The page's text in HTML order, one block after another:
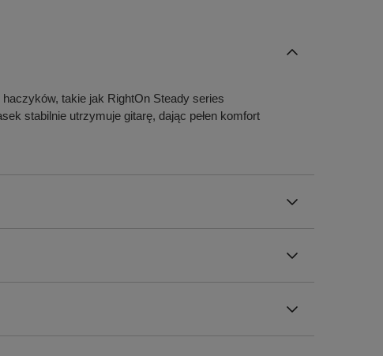
takie jak RightOn Steady series
stabilnie utrzymuje gitarę, dając pełen komfort